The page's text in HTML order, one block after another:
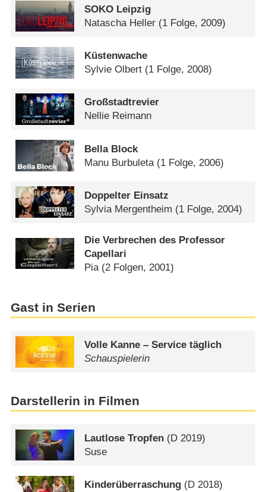
SOKO Leipzig
Natascha Heller (1 Folge, 2009)
Küstenwache
Sylvie Olbert (1 Folge, 2008)
Großstadtrevier
Nellie Reimann
Bella Block
Manu Burbuleta (1 Folge, 2006)
Doppelter Einsatz
Sylvia Mergentheim (1 Folge, 2004)
Die Verbrechen des Professor
Capellari
Pia (2 Folgen, 2001)
Gast in Serien
Volle Kanne – Service täglich
Schauspielerin
Darstellerin in Filmen
Lautlose Tropfen (D 2019)
Suse
Kinderüberraschung (D 2018)